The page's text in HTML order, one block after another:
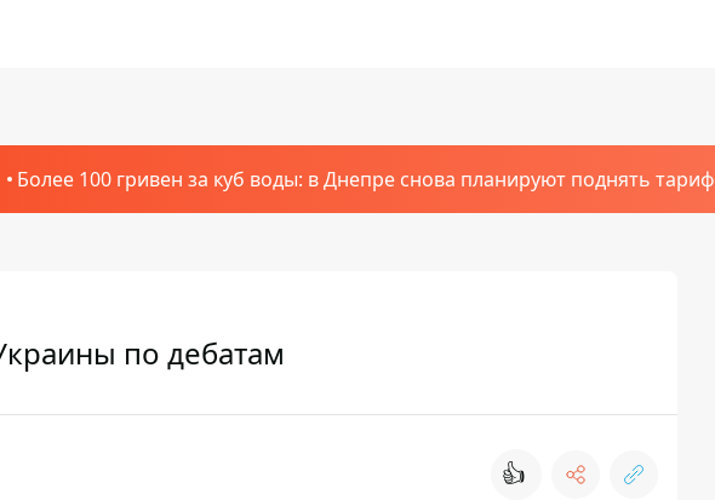
Более 100 гривен за куб воды: в Днепре снова планируют поднять тариф
по дебатам
👍